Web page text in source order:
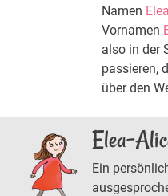
Namen
Vornamen
also in der
passieren,
über den
Elea-
Ein